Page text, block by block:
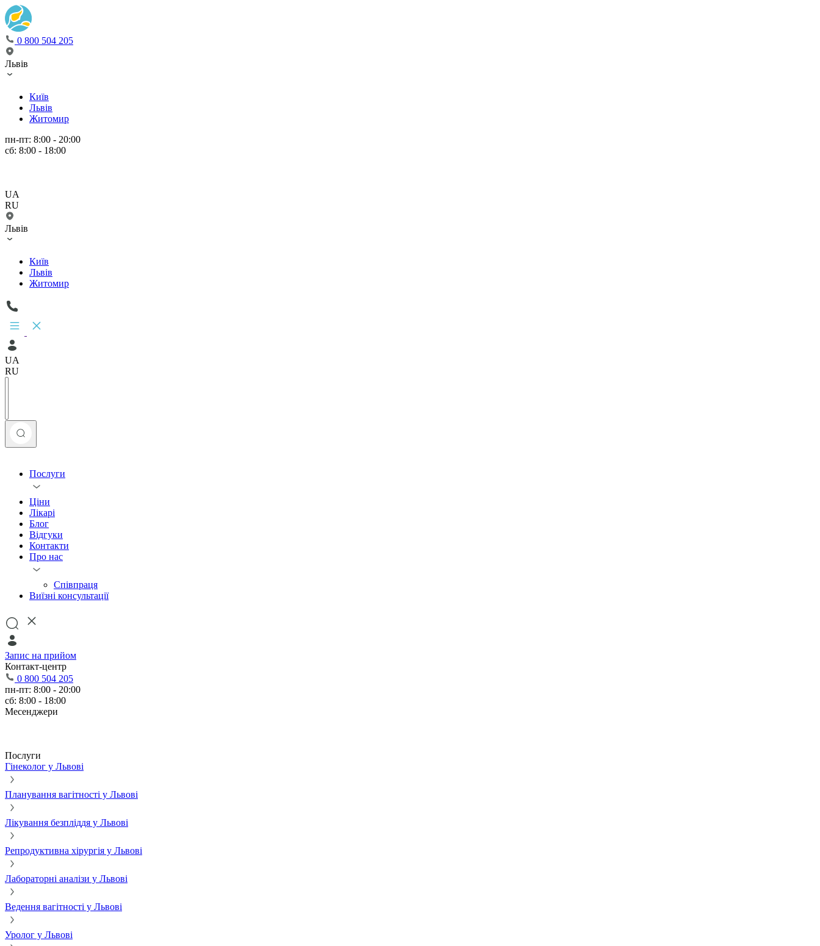
0 800 504 205
Львів
Київ
Львів
Житомир
пн-пт: 8:00 - 20:00
сб: 8:00 - 18:00
UA
RU
Львів
Київ
Львів
Житомир
UA
RU
Послуги
Ціни
Лікарі
Блог
Відгуки
Контакти
Про нас
Співпраця
Виїзні консультації
Запис на прийом
Контакт-центр
0 800 504 205
пн-пт: 8:00 - 20:00
сб: 8:00 - 18:00
Месенджери
Послуги
Гінеколог у Львові
Планування вагітності у Львові
Лікування безпліддя у Львові
Репродуктивна хірургія у Львові
Лабораторні аналізи у Львові
Ведення вагітності у Львові
Уролог у Львові